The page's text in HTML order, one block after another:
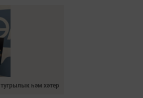
тугрылык һәм хәтер